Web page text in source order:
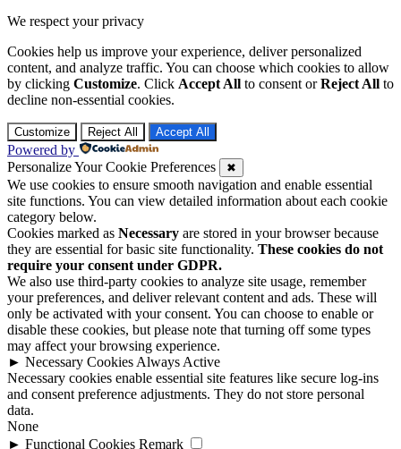
We respect your privacy
Cookies help us improve your experience, deliver personalized
content, and analyze traffic. You can choose which cookies to allow
by clicking Customize. Click Accept All to consent orReject All to
decline non-essential cookies.
Customize Reject All Accept All
Powered by
Personalize Your Cookie Preferences
✖
We use cookies to ensure smooth navigation and enable essential
site functions. You can view detailed information about each cookie
category below.
Cookies marked as Necessary are stored in your browser because
they are essential for basic site functionality. These cookies do not
require your consent under GDPR.
We also use third-party cookies to analyze site usage, remember
your preferences, and deliver relevant content and ads. These will
only be activated with your consent. You can choose to enable or
disable these cookies, but please note that turning off some types
may affect your browsing experience.
► Necessary Cookies Always Active
Necessary cookies enable essential site features like secure log-ins
and consent preference adjustments. They do not store personal
data.
None
► Functional Cookies Remark